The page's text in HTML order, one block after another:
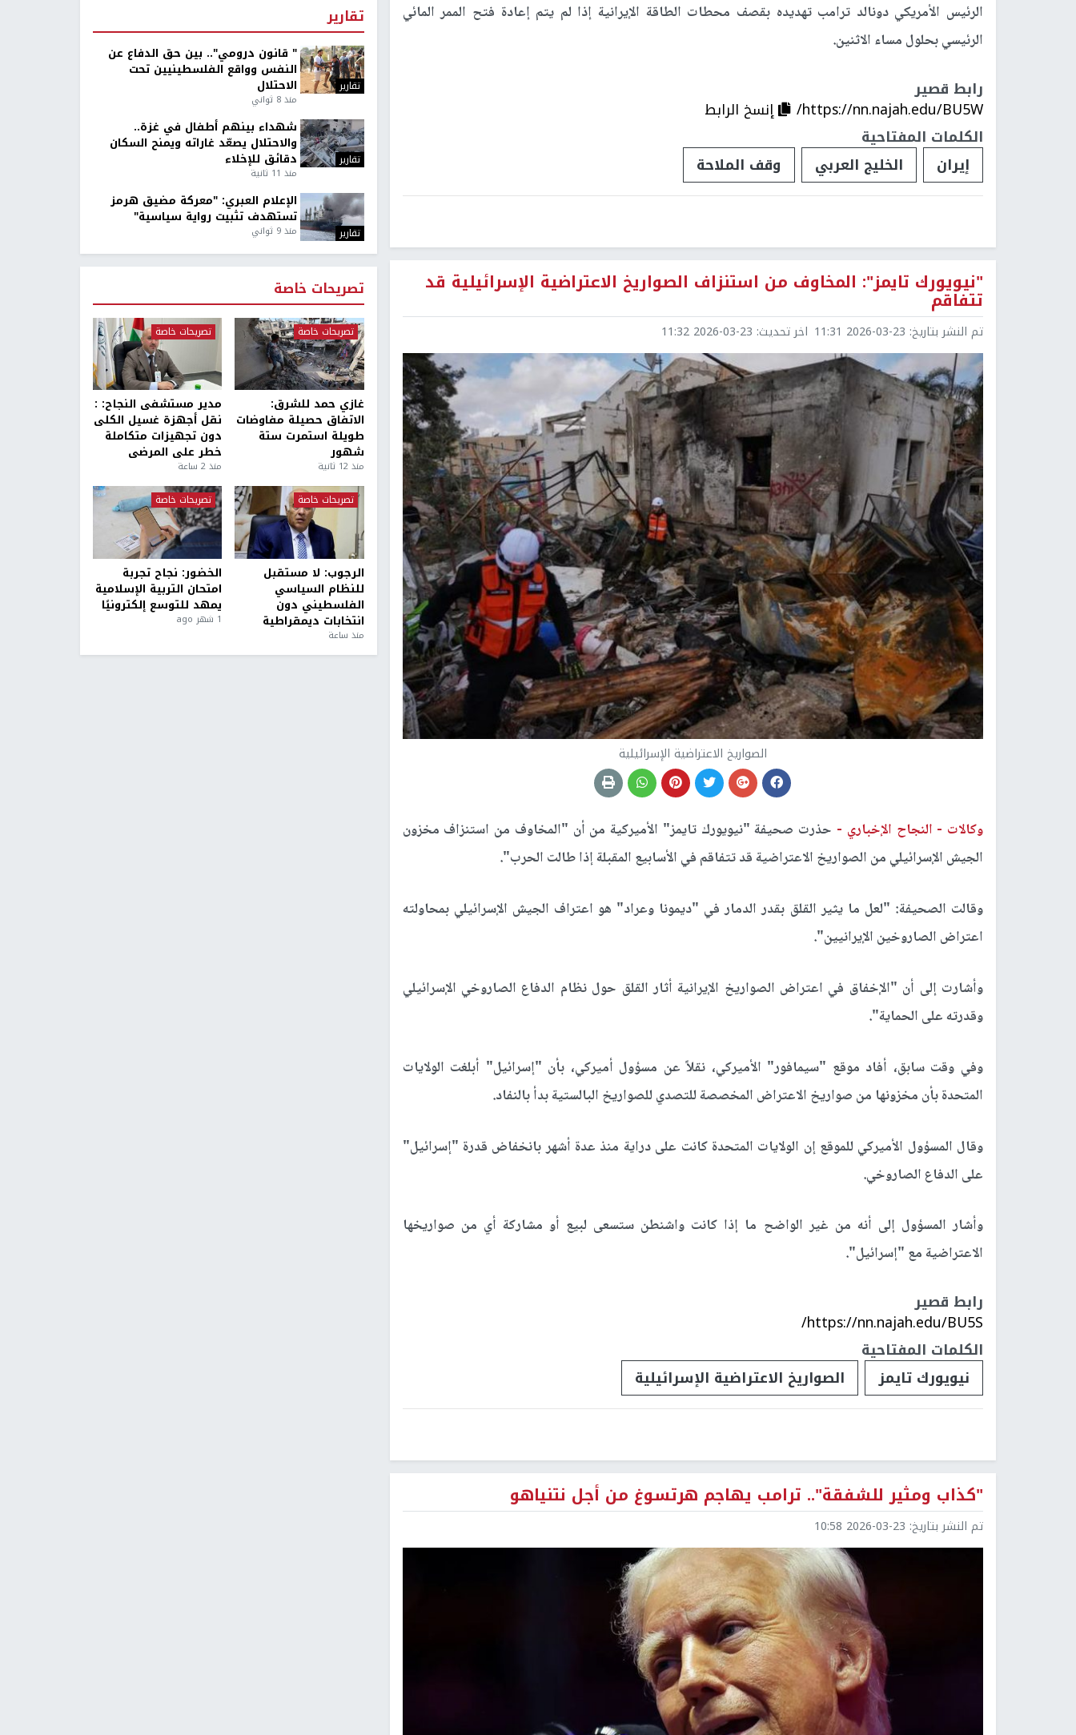
الرئيس الأمريكي دونالد ترامب تهديده بقصف محطات الطاقة الإيرانية إذا لم يتم إعادة فتح الممر المائي
الرئيسي بحلول مساء الاثنين.
رابط قصير
https://nn.najah.edu/BU5W/
إنسخ الرابط
الكلمات المفتاحية
إيران
الخليج العربي وقف الملاحة
"نيويورك تايمز": المخاوف من استنزاف الصواريخ الاعتراضية الإسرائيلية قد
تتفاقم
تم النشر بتاريخ: 2026-03-23 11:31 اخر تحديث: 2026-03-23 11:32
الصواريخ الاعتراضية الإسرائيلية
وكالات - النجاح الإخباري - حذرت صحيفة "نيويورك تايمز" الأميركية من أن "المخاوف من استنزاف مخزون
الجيش الإسرائيلي من الصواريخ الاعتراضية قد تتفاقم في الأسابيع المقبلة إذا طالت الحرب".
وقالت الصحيفة: "لعل ما يثير القلق بقدر الدمار في "ديمونا وعراد" هو اعتراف الجيش الإسرائيلي بمحاولته
اعتراض الصاروخين الإيرانيين".
وأشارت إلى أن "الإخفاق في اعتراض الصواريخ الإيرانية أثار القلق حول نظام الدفاع الصاروخي الإسرائيلي
وقدرته على الحماية".
وفي وقت سابق، أفاد موقع "سيمافور" الأميركي، نقلاً عن مسؤول أميركي، بأن "إسرائيل" أبلغت الولايات
المتحدة بأن مخزونها من صواريخ الاعتراض المخصصة للتصدي للصواريخ البالستية بدأ بالنفاد.
وقال المسؤول الأميركي للموقع إن الولايات المتحدة كانت على دراية منذ عدة أشهر بانخفاض قدرة "إسرائيل"
على الدفاع الصاروخي.
وأشار المسؤول إلى أنه من غير الواضح ما إذا كانت واشنطن ستسعى لبيع أو مشاركة أي من صواريخها
الاعتراضية مع "إسرائيل".
رابط قصير
https://nn.najah.edu/BU5S/
الكلمات المفتاحية
نيويورك تايمز
الصواريخ الاعتراضية الإسرائيلية
"كذاب ومثير للشفقة".. ترامب يهاجم هرتسوغ من أجل نتنياهو
تم النشر بتاريخ: 2026-03-23 10:58
تقارير
تقارير
" قانون درومي".. بين حق الدفاع عن
النفس وواقع الفلسطينيين تحت
الاحتلال
منذ 8 ثواني
تقارير
شهداء بينهم أطفال في غزة..
والاحتلال يصعّد غاراته ويمنح السكان
دقائق للإخلاء
منذ 11 ثانية
تقارير
الإعلام العبري: "معركة مضيق هرمز
تستهدف تثبيت رواية سياسية"
منذ 9 ثواني
تصريحات خاصة
تصريحات خاصة
غازي حمد للشرق:
الاتفاق حصيلة مفاوضات
طويلة استمرت ستة
شهور
منذ 12 ثانية
تصريحات خاصة
مدير مستشفى النجاح: :
نقل أجهزة غسيل الكلى
دون تجهيزات متكاملة
خطر على المرضى
منذ 2 ساعة
تصريحات خاصة
الرجوب: لا مستقبل
للنظام السياسي
الفلسطيني دون
انتخابات ديمقراطية
منذ ساعة
تصريحات خاصة
الخضور: نجاح تجربة
امتحان التربية الإسلامية
يمهد للتوسع إلكترونيًا
1 شهر ago